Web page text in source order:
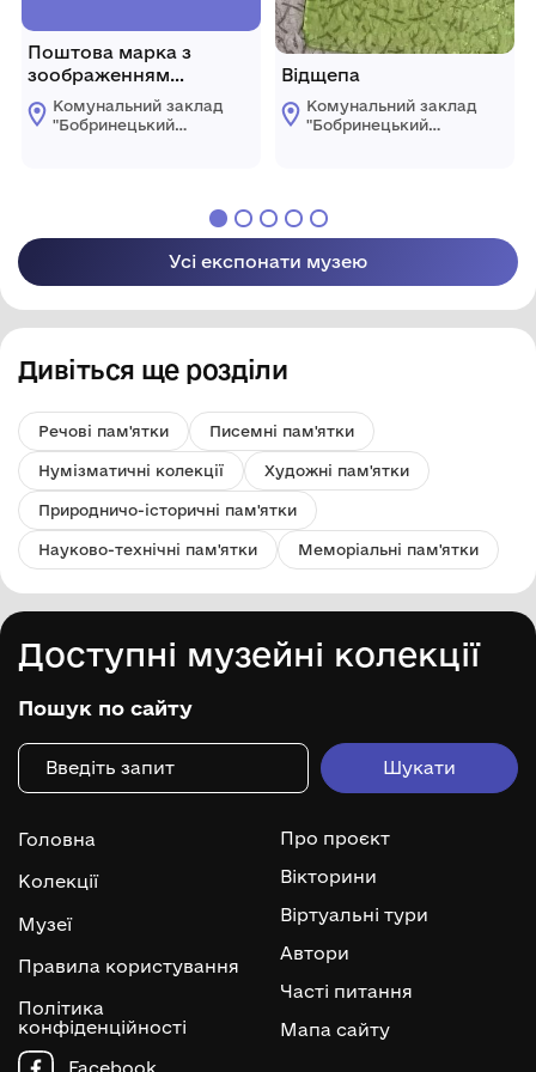
Поштова марка з
зоображенням
портрету М. Л.
Кропивницького.
Кропивницький 1965
Почта СССР (на
листівці)
Комунальний заклад
"Бобринецький
міської ради
Відщепа
Комунальний заклад
"Бобринецький
Бобринецької
міської ради
Усі експонати музею
Дивіться ще розділи
Речові пам'ятки Писемні пам'ятки
Нумізматичні колекції Художні пам'ятки
Природничо-історичні пам'ятки
Науково-технічні пам'ятки Меморіальні пам'ятки
Доступні музейні колекції
Пошук по сайту
Головна
Колекції
Музеї
Правила користування
Політика
конфіденційності
Про проєкт
Вікторини
Віртуальні тури
Автори
Часті питання
Мапа сайту
Facebook